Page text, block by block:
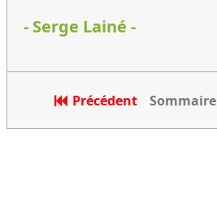
- Serge Lainé -
Précédent Sommaire